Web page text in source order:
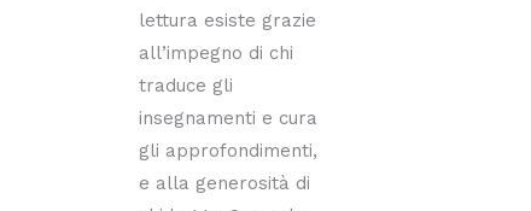
lettura esiste grazie
all’impegno di chi
traduce gli
insegnamenti e cura
gli approfondimenti,
e alla generosità di